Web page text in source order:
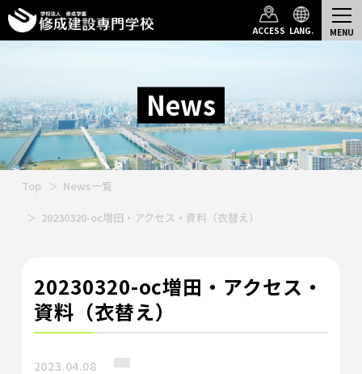
ACCESS LANG.
News
Top News一覧
20230320-oc増田・アクセス・資料（衣替え）
20230320-oc増田・アクセス・
資料（衣替え）
2023.04.08